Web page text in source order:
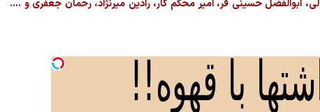
حسینی فر، امیر محکم کار، رادین میرنژاد، رحمان جعفری و ....